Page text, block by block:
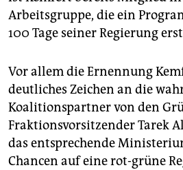
Arbeitsgruppe, die ein
100 Tage seiner Regierung
Vor allem die Ernennung
deutliches Zeichen an die
Koalitionspartner von den
Fraktionsvorsitzender Tarek
das entsprechende
Chancen auf eine rot-grüne